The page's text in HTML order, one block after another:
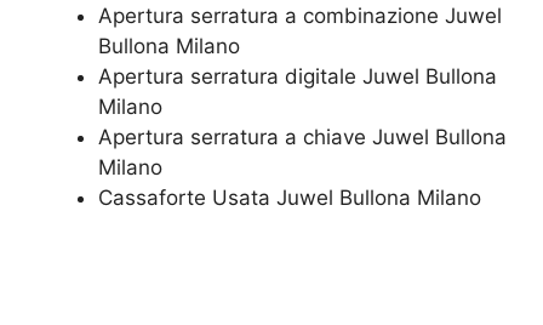
​Apertura serratura​ ​a combinazione Juwel
Bullona Milano
Apertura serratura​ ​digitale Juwel Bullona
Milano
​Apertura serratura​ ​a chiave Juwel Bullona
Milano
​Cassaforte Usata Juwel Bullona Milano